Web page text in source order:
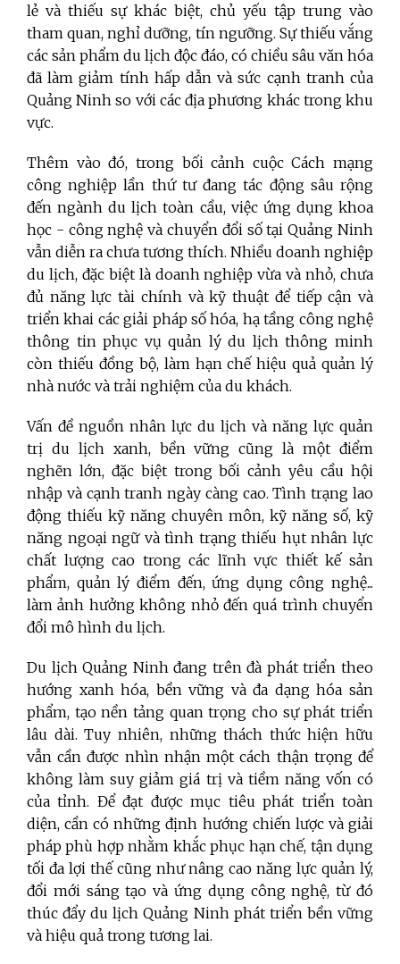
lẻ và thiếu sự khác biệt, chủ yếu tập trung vào
tham quan, nghỉ dưỡng, tín ngưỡng. Sự thiếu vắng
các sản phẩm du lịch độc đáo, có chiều sâu văn hóa
đã làm giảm tính hấp dẫn và sức cạnh tranh của
Quảng Ninh so với các địa phương khác trong khu
vực.
Thêm vào đó, trong bối cảnh cuộc Cách mạng
công nghiệp lần thứ tư đang tác động sâu rộng
đến ngành du lịch toàn cầu, việc ứng dụng khoa
học - công nghệ và chuyển đổi số tại Quảng Ninh
vẫn diễn ra chưa tương thích. Nhiều doanh nghiệp
du lịch, đặc biệt là doanh nghiệp vừa và nhỏ, chưa
đủ năng lực tài chính và kỹ thuật để tiếp cận và
triển khai các giải pháp số hóa, hạ tầng công nghệ
thông tin phục vụ quản lý du lịch thông minh
còn thiếu đồng bộ, làm hạn chế hiệu quả quản lý
nhà nước và trải nghiệm của du khách.
Vấn đề nguồn nhân lực du lịch và năng lực quản
trị du lịch xanh, bền vững cũng là một điểm
nghẽn lớn, đặc biệt trong bối cảnh yêu cầu hội
nhập và cạnh tranh ngày càng cao. Tình trạng lao
động thiếu kỹ năng chuyên môn, kỹ năng số, kỹ
năng ngoại ngữ và tình trạng thiếu hụt nhân lực
chất lượng cao trong các lĩnh vực thiết kế sản
phẩm, quản lý điểm đến, ứng dụng công nghệ...
làm ảnh hưởng không nhỏ đến quá trình chuyển
đổi mô hình du lịch.
Du lịch Quảng Ninh đang trên đà phát triển theo
hướng xanh hóa, bền vững và đa dạng hóa sản
phẩm, tạo nền tảng quan trọng cho sự phát triển
lâu dài. Tuy nhiên, những thách thức hiện hữu
vẫn cần được nhìn nhận một cách thận trọng để
không làm suy giảm giá trị và tiềm năng vốn có
của tỉnh. Để đạt được mục tiêu phát triển toàn
diện, cần có những định hướng chiến lược và giải
pháp phù hợp nhằm khắc phục hạn chế, tận dụng
tối đa lợi thế cũng như nâng cao năng lực quản lý,
đổi mới sáng tạo và ứng dụng công nghệ, từ đó
thúc đẩy du lịch Quảng Ninh phát triển bền vững
và hiệu quả trong tương lai.